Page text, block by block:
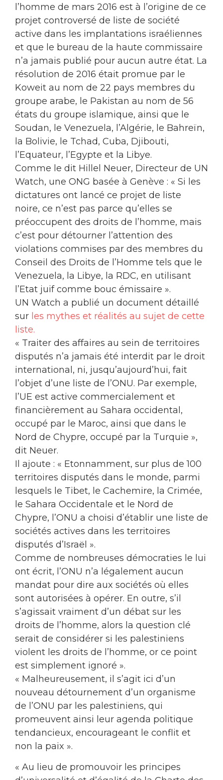
l’homme de mars 2016 est à l’origine de ce
projet controversé de liste de société
active dans les implantations israéliennes
et que le bureau de la haute commissaire
n’a jamais publié pour aucun autre état. La
résolution de 2016 était promue par le
Koweit au nom de 22 pays membres du
groupe arabe, le Pakistan au nom de 56
états du groupe islamique, ainsi que le
Soudan, le Venezuela, l’Algérie, le Bahreïn,
la Bolivie, le Tchad, Cuba, Djibouti,
l’Equateur, l’Egypte et la Libye.
Comme le dit Hillel Neuer, Directeur de UN
Watch, une ONG basée à Genève : « Si les
dictatures ont lancé ce projet de liste
noire, ce n’est pas parce qu’elles se
préoccupent des droits de l’homme, mais
c’est pour détourner l’attention des
violations commises par des membres du
Conseil des Droits de l’Homme tels que le
Venezuela, la Libye, la RDC, en utilisant
l’Etat juif comme bouc émissaire ».
UN Watch a publié un document détaillé
sur les mythes et réalités au sujet de cette
liste.
« Traiter des affaires au sein de territoires
disputés n’a jamais été interdit par le droit
international, ni, jusqu’aujourd’hui, fait
l’objet d’une liste de l’ONU. Par exemple,
l’UE est active commercialement et
financièrement au Sahara occidental,
occupé par le Maroc, ainsi que dans le
Nord de Chypre, occupé par la Turquie »,
dit Neuer.
Il ajoute : « Etonnamment, sur plus de 100
territoires disputés dans le monde, parmi
lesquels le Tibet, le Cachemire, la Crimée,
le Sahara Occidentale et le Nord de
Chypre, l’ONU a choisi d’établir une liste de
sociétés actives dans les territoires
disputés d’Israël ».
Comme de nombreuses démocraties le lui
ont écrit, l’ONU n’a légalement aucun
mandat pour dire aux sociétés où elles
sont autorisées à opérer. En outre, s’il
s’agissait vraiment d’un débat sur les
droits de l’homme, alors la question clé
serait de considérer si les palestiniens
violent les droits de l’homme, or ce point
est simplement ignoré ».
« Malheureusement, il s’agit ici d’un
nouveau détournement d’un organisme
de l’ONU par les palestiniens, qui
promeuvent ainsi leur agenda politique
tendancieux, encourageant le conflit et
non la paix ».
« Au lieu de promouvoir les principes